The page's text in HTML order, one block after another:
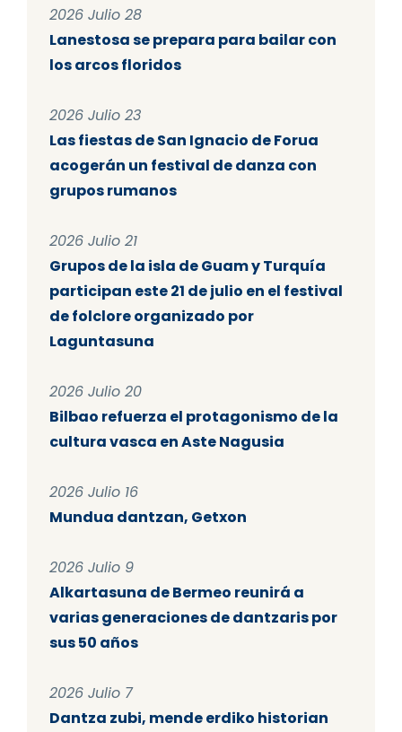
2026 Julio 28
Lanestosa se prepara para bailar con
los arcos floridos
2026 Julio 23
Las fiestas de San Ignacio de Forua
acogerán un festival de danza con
grupos rumanos
2026 Julio 21
Grupos de la isla de Guam y Turquía
participan este 21 de julio en el festival
de folclore organizado por
Laguntasuna
2026 Julio 20
Bilbao refuerza el protagonismo de la
cultura vasca en Aste Nagusia
2026 Julio 16
Mundua dantzan, Getxon
2026 Julio 9
Alkartasuna de Bermeo reunirá a
varias generaciones de dantzaris por
sus 50 años
2026 Julio 7
Dantza zubi, mende erdiko historian